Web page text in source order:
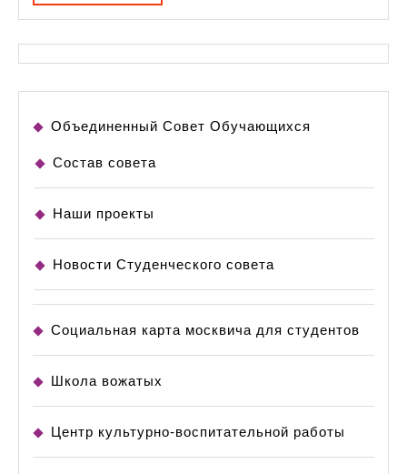
Объединенный Совет Обучающихся
Состав совета
Наши проекты
Новости Студенческого совета
Социальная карта москвича для студентов
Школа вожатых
Центр культурно-воспитательной работы